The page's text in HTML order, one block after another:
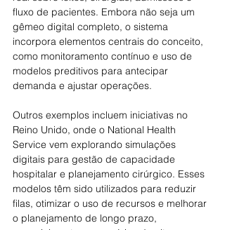
fluxo de pacientes. Embora não seja um
gêmeo digital completo, o sistema
incorpora elementos centrais do conceito,
como monitoramento contínuo e uso de
modelos preditivos para antecipar
demanda e ajustar operações.
Outros exemplos incluem iniciativas no
Reino Unido, onde o National Health
Service vem explorando simulações
digitais para gestão de capacidade
hospitalar e planejamento cirúrgico. Esses
modelos têm sido utilizados para reduzir
filas, otimizar o uso de recursos e melhorar
o planejamento de longo prazo,